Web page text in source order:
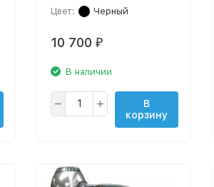
Цвет:
Черный
10 700 ₽
В наличии
В
корзину